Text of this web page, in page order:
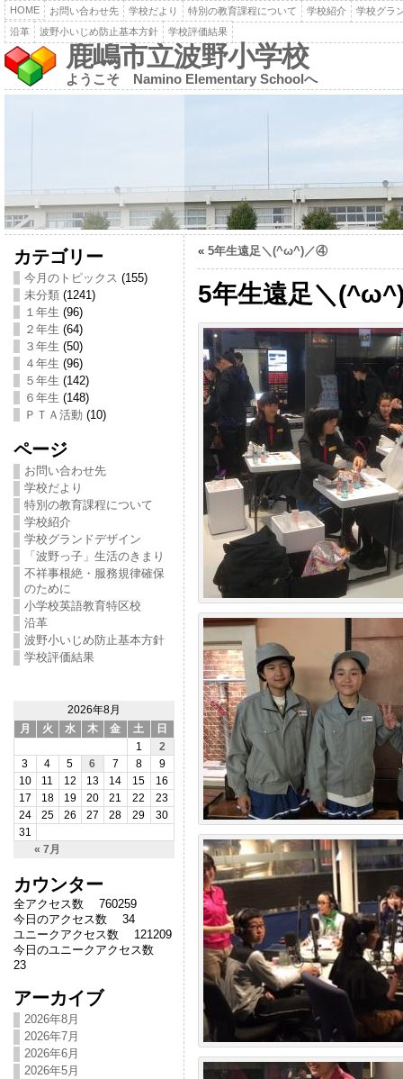
HOME お問い合わせ先 学校だより 特別の教育課程について 学校紹介
学校グラ
沿革
波野小いじめ防止基本方針 学校評価結果
鹿嶋市立波野小学校
ようこそ Namino Elementary Schoolへ
カテゴリー
今月のトピックス (155)
未分類(1241)
１年生 (96)
２年生 (64)
３年生 (50)
４年生 (96)
５年生 (142)
６年生 (148)
ＰＴＡ活動 (10)
ページ
お問い合わせ先
学校だより
特別の教育課程について
学校紹介
学校グランドデザイン
「波野っ子」生活のきまり
不祥事根絶・服務規律確保
のために
小学校英語教育特区校
沿革
波野小いじめ防止基本方針
学校評価結果
2026年8月
月
火 水 木 金 土 日
« 7月
1
2
3
4 5 6 7 8
9
10
11 12 13 14 15
16
17
18 19 20 21 22
23
24
25 26 27 28 29
30
31
カウンター
全アクセス数 760259
今日のアクセス数 34
ユニークアクセス数 121209
今日のユニークアクセス数
23
アーカイブ
2026年8月
2026年7月
2026年6月
2026年5月
« 5年生遠足＼(^ω^)／④
5年生遠足＼